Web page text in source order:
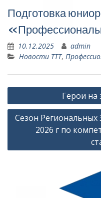
Подготовка
10.12.2025
admin
Новости ТТТ,
Навигация
по
записям
Герои
Сезон
2026 г по